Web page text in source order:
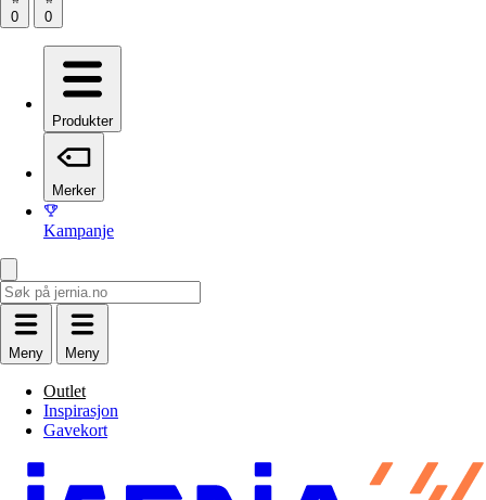
Produkter
Merker
Kampanje
Meny Meny
Outlet
Inspirasjon
Gavekort